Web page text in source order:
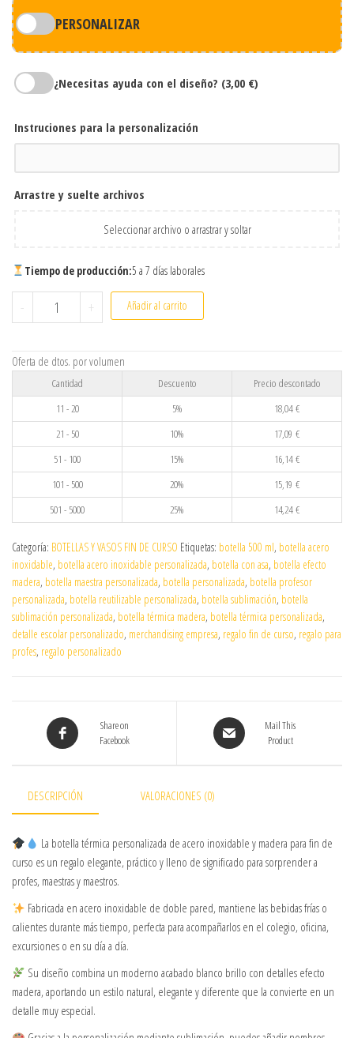
PERSONALIZAR
¿Necesitas ayuda con el diseño? (3,00 €)
Instruciones para la personalización
Arrastre y suelte archivos
Seleccionar archivo o arrastrar y soltar
Tiempo de producción:5 a 7 días laborales
- Botella Térmica Personalizada Fin de Curso para Profes y
+ Añadir al carrito
Oferta de dtos. por volumen
Cantidad Descuento
Precio descontado
11 - 20
5% 18,04€
21 - 50
10% 17,09 €
51 - 100
15% 16,14€
101 - 500
20% 15,19 €
501 - 5000
25% 14,24€
Categoría: BOTELLAS Y VASOS FIN DE CURSO Etiquetas: botella 500 ml, botella acero
inoxidable, botella acero inoxidable personalizada, botella con asa, botella efecto
madera, botella maestra personalizada, botella personalizada, botella profesor
personalizada, botella reutilizable personalizada, botella sublimación, botella
sublimación personalizada, botella térmica madera, botella térmica personalizada,
detalle escolar personalizado, merchandising empresa, regalo fin de curso, regalo para
profes, regalo personalizado
Share on
Facebook
Mail This
Product
DESCRIPCIÓN VALORACIONES (0)
La botella térmica personalizada de acero inoxidable y madera para fin de
curso es un regalo elegante, práctico y lleno de significado para sorprender a
profes, maestras y maestros.
Fabricada en acero inoxidable de doble pared, mantiene las bebidas frías o
calientes durante más tiempo, perfecta para acompañarlos en el colegio, oficina,
excursiones o en su día a día.
Su diseño combina un moderno acabado blanco brillo con detalles efecto
madera, aportando un estilo natural, elegante y diferente que la convierte en un
detalle muy especial.